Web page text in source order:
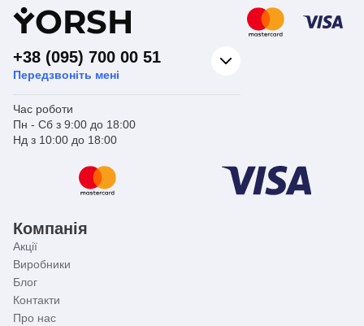
YORSH
+38 (095) 700 00 51
Передзвоніть мені
Час роботи
Пн - Сб з 9:00 до 18:00
Нд з 10:00 до 18:00
Компанія
Акції
Виробники
Блог
Контакти
Про нас